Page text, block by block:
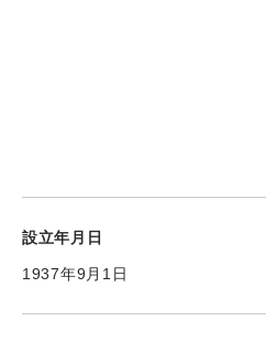
設立年月日
1937年9月1日